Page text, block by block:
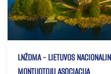
LNŽDMA - LIETUVOS
MONTUOTOJŲ ASOCIACIJA